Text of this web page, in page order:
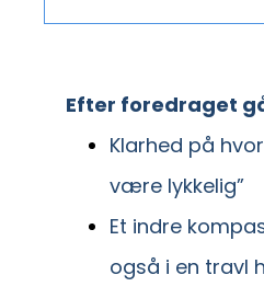
Efter foredraget
Klarhed på
være lykkelig”
Et indre
også i en travl